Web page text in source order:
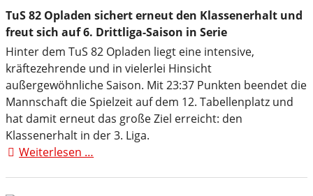
TuS 82 Opladen sichert erneut den Klassenerhalt und
freut sich auf 6. Drittliga-Saison in Serie
Hinter dem TuS 82 Opladen liegt eine intensive,
kräftezehrende und in vielerlei Hinsicht
außergewöhnliche Saison. Mit 23:37 Punkten beendet die
Mannschaft die Spielzeit auf dem 12. Tabellenplatz und
hat damit erneut das große Ziel erreicht: den
Klassenerhalt in der 3. Liga.
Weiterlesen …